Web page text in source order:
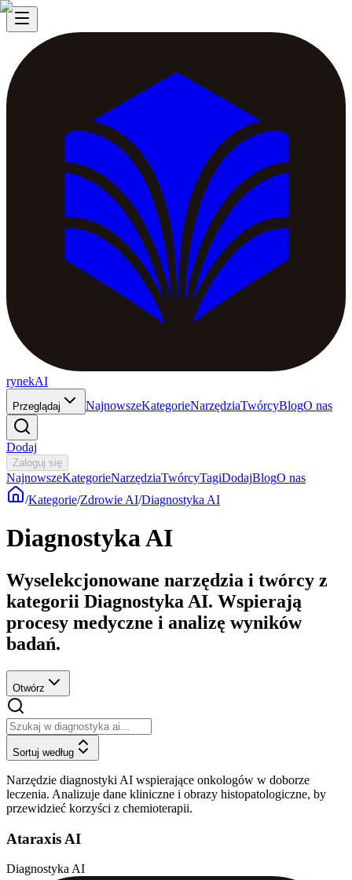
rynekAI
Przeglądaj NajnowszeKategorieNarzędziaTwórcyBlogO nas
Dodaj
Zaloguj się
NajnowszeKategorieNarzędziaTwórcyTagiDodajBlogO nas
/Kategorie/Zdrowie AI/Diagnostyka AI
Diagnostyka AI
Wyselekcjonowane narzędzia i twórcy z
kategorii Diagnostyka AI. Wspierają
procesy medyczne i analizę wyników
badań.
Otwórz
Sortuj według
Narzędzie diagnostyki AI wspierające onkologów w doborze
leczenia. Analizuje dane kliniczne i obrazy histopatologiczne, by
przewidzieć korzyści z chemioterapii.
Ataraxis AI
Diagnostyka AI